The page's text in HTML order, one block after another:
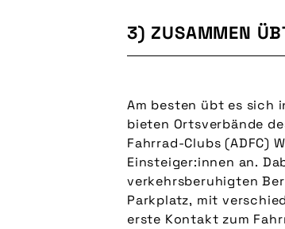
3) ZUSAMMEN
Am besten übt es sich
bieten Ortsverbände
Fahrrad-Clubs (ADFC)
Einsteiger:innen an.
verkehrsberuhigten
Parkplatz, mit
erste Kontakt zum
erfahrenen
eigenmächtig in den
sollte man nicht auf
Wichtig ist, einen gesunden
Radfahren zu haben.
falscher Begleiter ist.
anderen die Ängste